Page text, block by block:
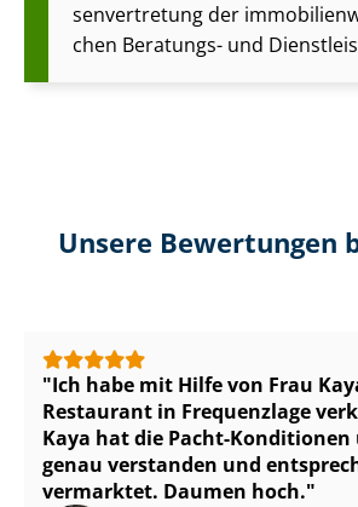
sen­ver­tre­tung der
chen Beratungs- und
Unsere Bewertungen
Ich habe mit Hilfe von Frau
Restaurant in Frequenzlage
Kaya hat die Pacht-Konditionen
genau verstanden und
vermarktet. Daumen hoch.